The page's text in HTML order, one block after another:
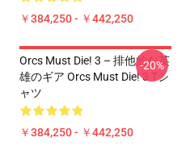
￥384,250 - ￥442,250
Orcs Must Die! 3 – 排他的な英
雄のギア Orcs Must Die! 3 Tシ
ャツ
￥384,250 - ￥442,250
-20%